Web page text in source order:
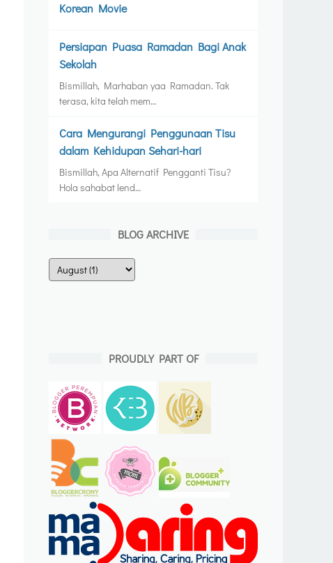
Korean Movie
Persiapan Puasa Ramadan Bagi Anak
Sekolah
Bismillah, Marhaban yaa Ramadan. Tak
terasa, kita telah mem…
Cara Mengurangi Penggunaan Tisu
dalam Kehidupan Sehari-hari
Bismillah, Apa Alternatif Pengganti Tisu?
Hola sahabat lend…
BLOG ARCHIVE
PROUDLY PART OF